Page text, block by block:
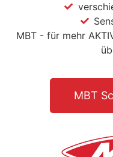
MBT - für mehr
MBT